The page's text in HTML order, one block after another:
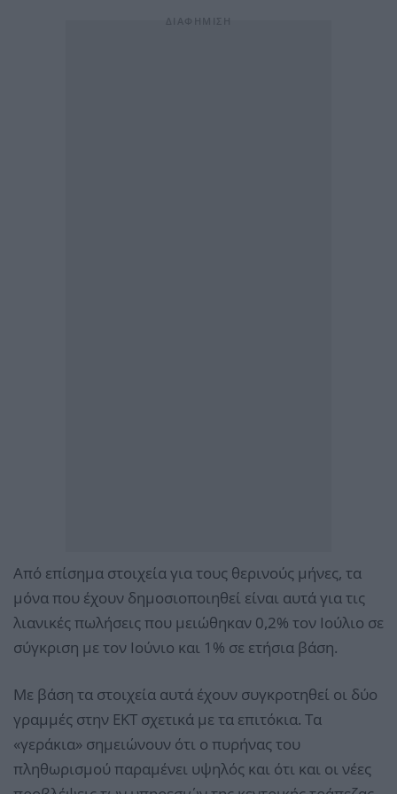
Από επίσημα στοιχεία για τους θερινούς μήνες, τα
μόνα που έχουν δημοσιοποιηθεί είναι αυτά για τις
λιανικές πωλήσεις που μειώθηκαν 0,2% τον Ιούλιο σε
σύγκριση με τον Ιούνιο και 1% σε ετήσια βάση.
Με βάση τα στοιχεία αυτά έχουν συγκροτηθεί οι δύο
γραμμές στην ΕΚΤ σχετικά με τα επιτόκια. Τα
«γεράκια» σημειώνουν ότι ο πυρήνας του
πληθωρισμού παραμένει υψηλός και ότι και οι νέες